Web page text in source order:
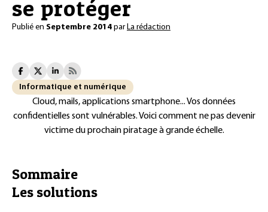
se protéger
Publié en Septembre 2014 par La rédaction
Informatique et numérique
Cloud, mails, applications smartphone... Vos données
confidentielles sont vulnérables. Voici comment ne pas devenir
victime du prochain piratage à grande échelle.
Sommaire
Les solutions